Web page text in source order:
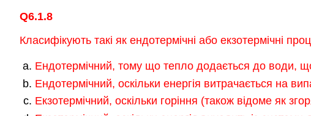
Q6.1.8
Класифікують такі як ендотермічні або екзотермічні
Ендотермічний, тому що тепло додається до води,
Ендотермічний, оскільки енергія витрачається на
Екзотермічний, оскільки горіння (також відоме як